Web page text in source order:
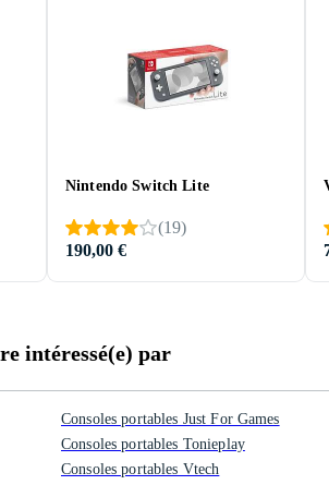
Nintendo Switch Lite
(19)
190,00 €
intéressé(e) par
Consoles portables Just For Games
Consoles portables Tonieplay
Consoles portables Vtech